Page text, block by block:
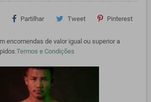
Partilhar Tweet Pinterest
encomendas de valor igual ou superior a
Termos e Condições